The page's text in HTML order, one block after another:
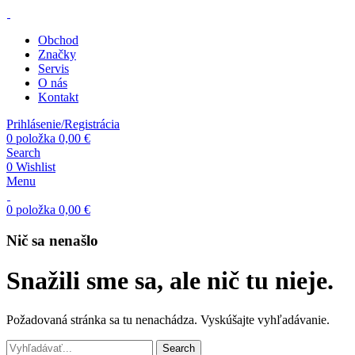
Obchod
Značky
Servis
O nás
Kontakt
Prihlásenie/Registrácia
0 položka 0,00 €
Search
0 Wishlist
Menu
0 položka 0,00 €
Nič sa nenašlo
Snažili sme sa, ale nič tu nieje.
Požadovaná stránka sa tu nenachádza. Vyskúšajte vyhľadávanie.
Search